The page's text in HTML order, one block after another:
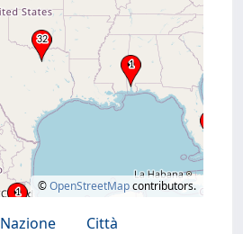
©OpenStreetMapcontributors.
Nazione
Città